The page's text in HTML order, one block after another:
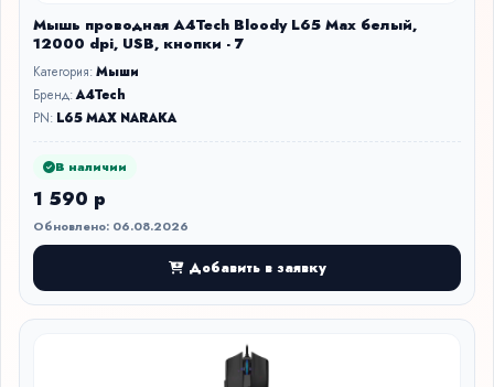
Мышь проводная A4Tech Bloody L65 Max белый,
12000 dpi, USB, кнопки - 7
Категория:Мыши
Бренд:A4Tech
PN: L65 MAX NARAKA
В наличии
1 590 р
Обновлено: 06.08.2026
Добавить в заявку